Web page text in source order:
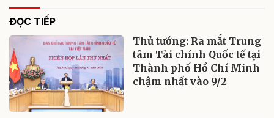
ĐỌC TIẾP
Thủ tướng: Ra mắt Trung
tâm Tài chính Quốc tế tại
Thành phố Hồ Chí Minh
chậm nhất vào 9/2